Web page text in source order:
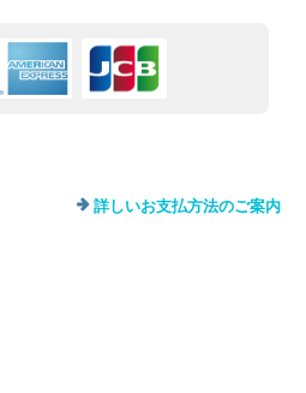
詳しいお支払方法のご案内